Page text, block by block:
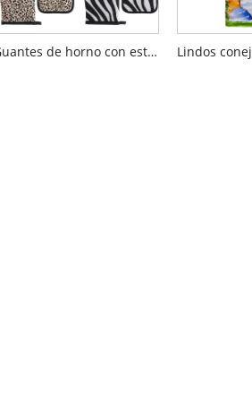
Guantes de horno con estampado de leopardo